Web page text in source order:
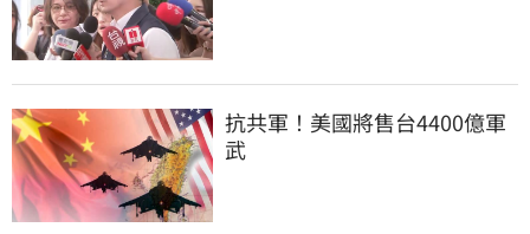
抗共軍！美國將售台4400億軍
武